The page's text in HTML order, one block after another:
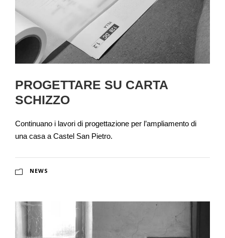
PROGETTARE SU CARTA
SCHIZZO
Continuano i lavori di progettazione per l’ampliamento di
una casa a Castel San Pietro.
NEWS